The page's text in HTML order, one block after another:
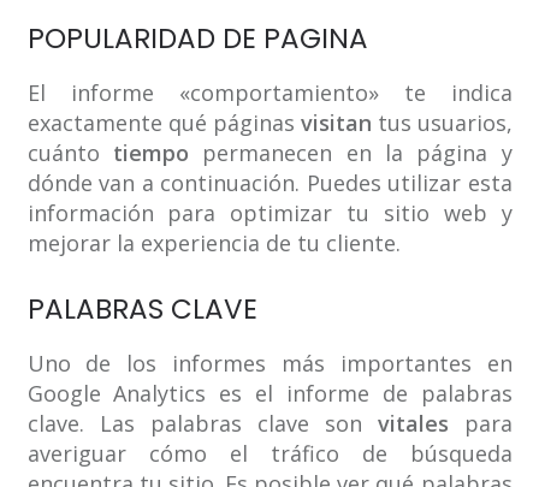
POPULARIDAD DE PAGINA
El informe «comportamiento» te indica
exactamente qué páginas visitan tus usuarios,
cuánto tiempo permanecen en la página y
dónde van a continuación. Puedes utilizar esta
información para optimizar tu sitio web y
mejorar la experiencia de tu cliente.
PALABRAS CLAVE
Uno de los informes más importantes en
Google Analytics es el informe de palabras
clave. Las palabras clave son vitales para
averiguar cómo el tráfico de búsqueda